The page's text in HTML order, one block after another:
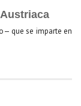
que se imparte en